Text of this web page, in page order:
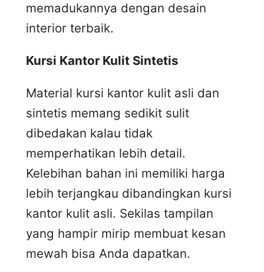
memadukannya dengan desain
interior terbaik.
Kursi Kantor Kulit Sintetis
Material kursi kantor kulit asli dan
sintetis memang sedikit sulit
dibedakan kalau tidak
memperhatikan lebih detail.
Kelebihan bahan ini memiliki harga
lebih terjangkau dibandingkan kursi
kantor kulit asli. Sekilas tampilan
yang hampir mirip membuat kesan
mewah bisa Anda dapatkan.